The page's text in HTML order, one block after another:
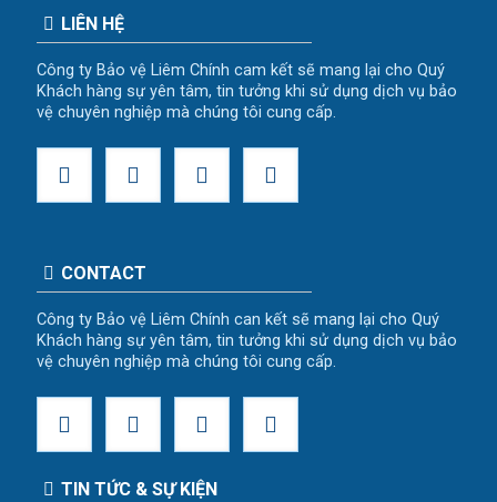
LIÊN HỆ
Công ty Bảo vệ Liêm Chính cam kết sẽ mang lại cho Quý
Khách hàng sự yên tâm, tin tưởng khi sử dụng dịch vụ bảo
vệ chuyên nghiệp mà chúng tôi cung cấp.
CONTACT
Công ty Bảo vệ Liêm Chính can kết sẽ mang lại cho Quý
Khách hàng sự yên tâm, tin tưởng khi sử dụng dịch vụ bảo
vệ chuyên nghiệp mà chúng tôi cung cấp.
TIN TỨC & SỰ KIỆN